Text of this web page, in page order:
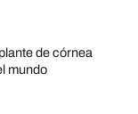
de córnea
mundo